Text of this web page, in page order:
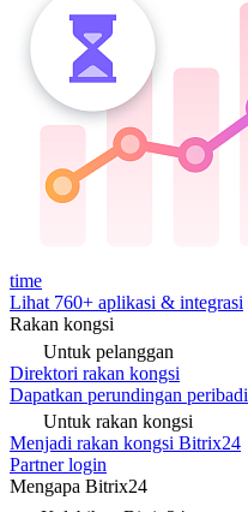
time
Lihat 760+ aplikasi & integrasi
Rakan kongsi
Untuk pelanggan
Direktori rakan kongsi
Dapatkan perundingan peribadi
Untuk rakan kongsi
Menjadi rakan kongsi Bitrix24
Partner login
Mengapa Bitrix24